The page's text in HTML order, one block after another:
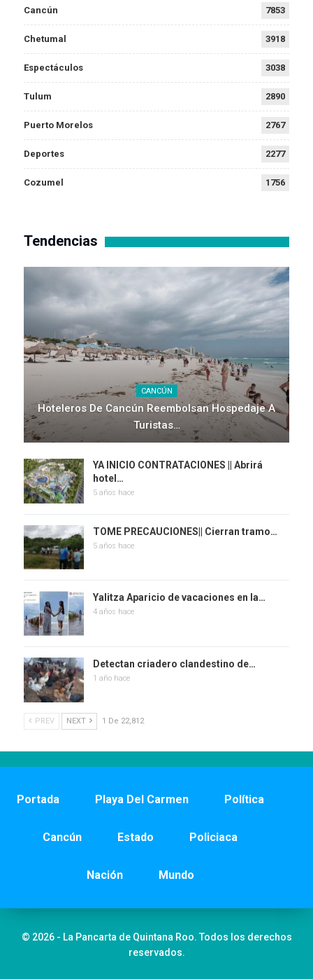
Cancún 7853
Chetumal 3918
Espectáculos 3038
Tulum 2890
Puerto Morelos 2767
Deportes 2277
Cozumel 1756
Tendencias
CANCÚN
Hoteleros De Cancún Reembolsan Hospedaje A
Turistas…
YA INICIO CONTRATACIONES || Abrirá
hotel…
5 años hace
TOME PRECAUCIONES|| Cierran tramo…
5 años hace
Yalitza Aparicio de vacaciones en la…
4 años hace
Detectan criadero clandestino de…
1 año hace
PREV NEXT 1 De 22,812
Portada Playa Del Carmen Política
Cancún Estado Policiaca
Nación Mundo
© 2026 - La Pancarta de Quintana Roo. Todos los derechos
reservados.